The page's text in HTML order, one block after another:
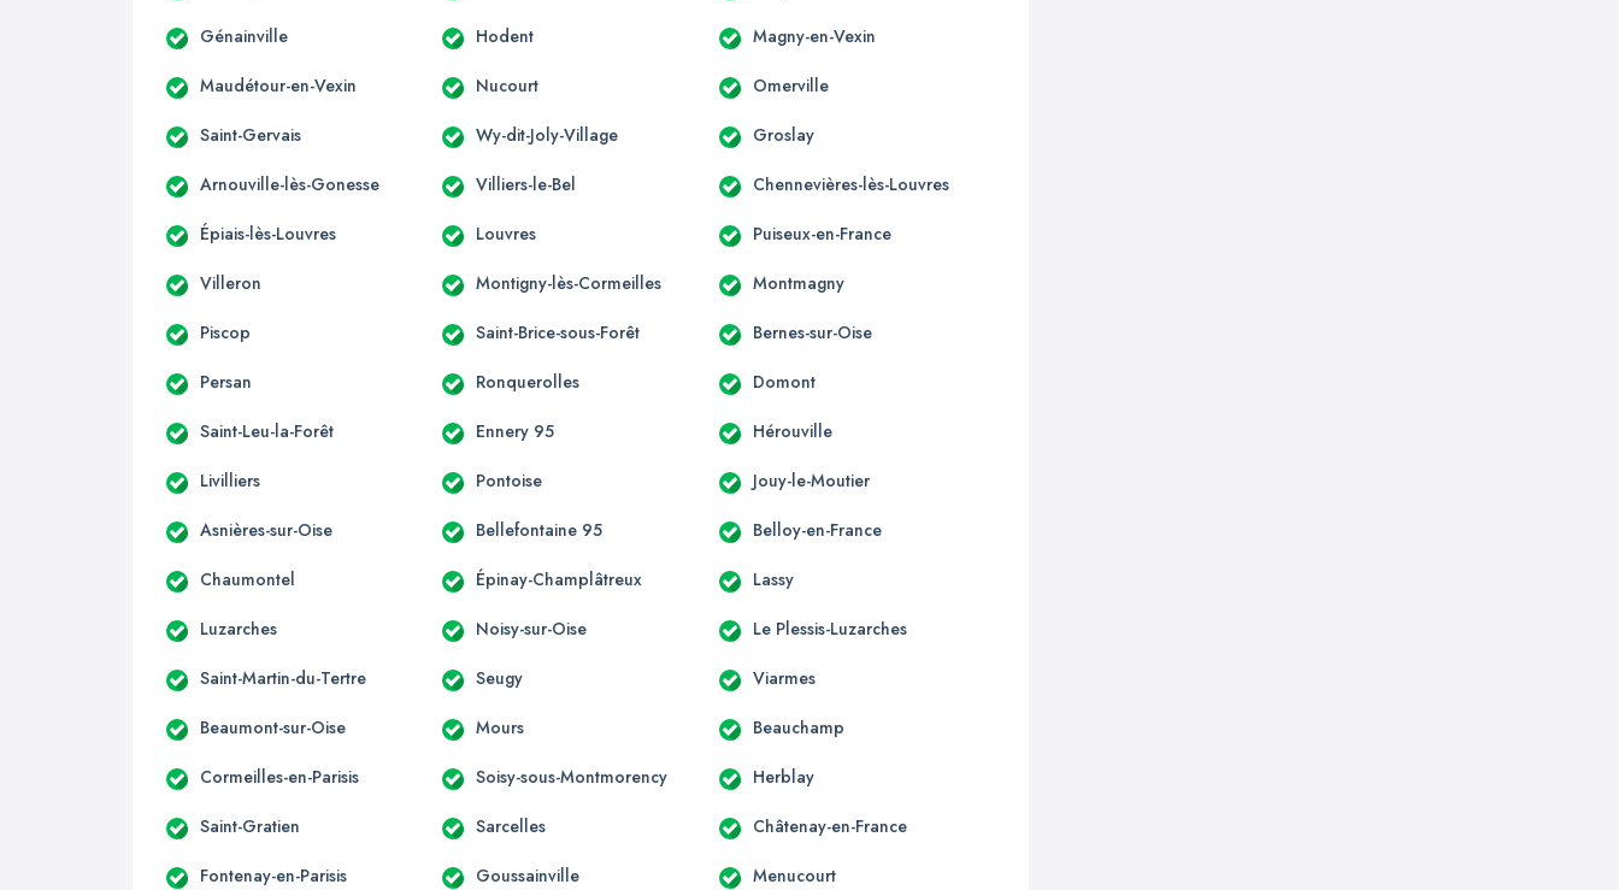
Génainville Hodent Magny-en-Vexin
Maudétour-en-Vexin Nucourt Omerville
Saint-Gervais Wy-dit-Joly-Village Groslay
Arnouville-lès-Gonesse Villiers-le-Bel Chennevières-lès-Louvres
Épiais-lès-Louvres Louvres Puiseux-en-France
Villeron Montigny-lès-Cormeilles Montmagny
Piscop Saint-Brice-sous-Forêt Bernes-sur-Oise
Persan Ronquerolles Domont
Saint-Leu-la-Forêt Ennery 95 Hérouville
Livilliers Pontoise Jouy-le-Moutier
Asnières-sur-Oise Bellefontaine 95 Belloy-en-France
Chaumontel Épinay-Champlâtreux Lassy
Luzarches Noisy-sur-Oise Le Plessis-Luzarches
Saint-Martin-du-Tertre Seugy Viarmes
Beaumont-sur-Oise Mours Beauchamp
Cormeilles-en-Parisis Soisy-sous-Montmorency Herblay
Saint-Gratien Sarcelles Châtenay-en-France
Fontenay-en-Parisis Goussainville Menucourt